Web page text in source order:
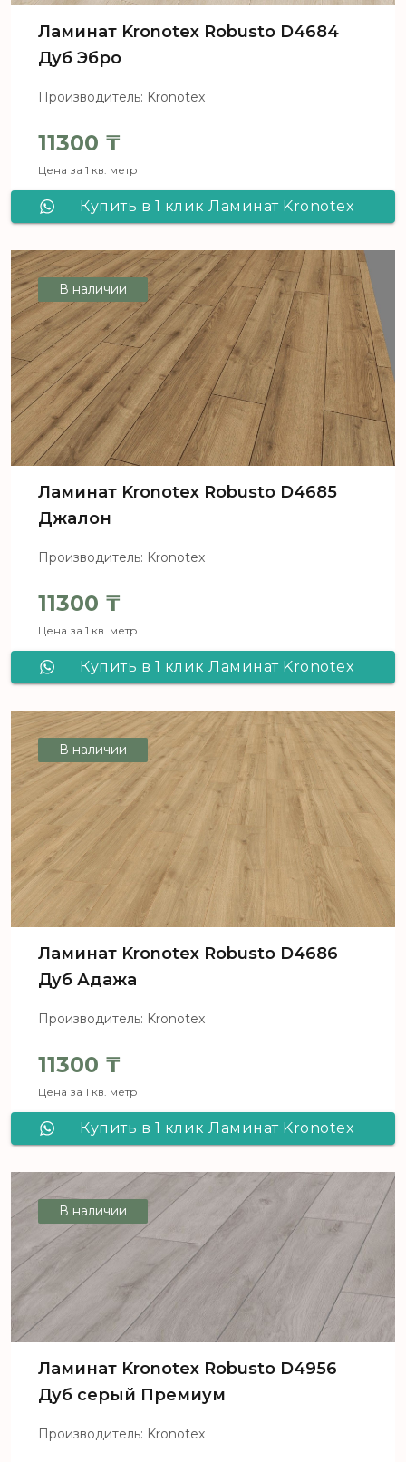
Ламинат Kronotex Robusto D4684
Дуб Эбро
Производитель: Kronotex
11300 ₸
Цена за 1 кв. метр
Купить в 1 клик Ламинат Kronotex
В наличии
Ламинат Kronotex Robusto D4685
Джалон
Производитель: Kronotex
11300 ₸
Цена за 1 кв. метр
Купить в 1 клик Ламинат Kronotex
В наличии
Ламинат Kronotex Robusto D4686
Дуб Адажа
Производитель: Kronotex
11300 ₸
Цена за 1 кв. метр
Купить в 1 клик Ламинат Kronotex
В наличии
Ламинат Kronotex Robusto D4956
Дуб серый Премиум
Производитель: Kronotex